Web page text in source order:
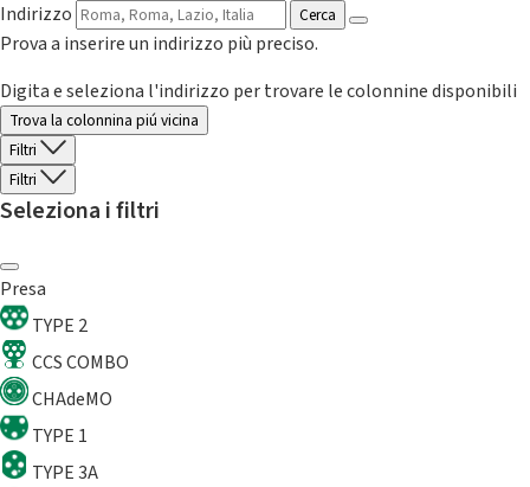
Indirizzo
Cerca
Prova a inserire un indirizzo più preciso.
Digita e seleziona l'indirizzo per trovare le colonnine disponibili
Trova la colonnina piú vicina
Filtri
Filtri
Seleziona i filtri
Presa
TYPE 2
CCS COMBO
CHAdeMO
TYPE 1
TYPE 3A